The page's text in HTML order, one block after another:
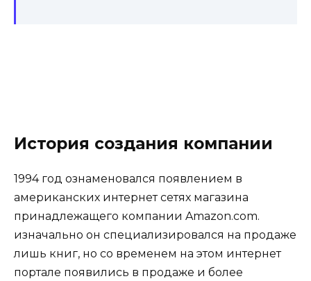
История создания компании
1994 год ознаменовался появлением в
американских интернет сетях магазина
принадлежащего компании Amazon.com.
изначально он специализировался на продаже
лишь книг, но со временем на этом интернет
портале появились в продаже и более